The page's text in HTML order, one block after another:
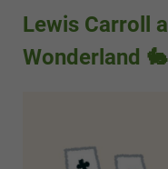
Lewis Carroll
Wonderland